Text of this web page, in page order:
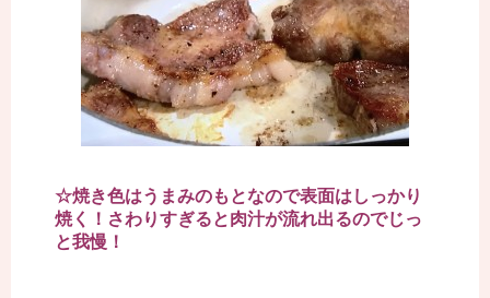
☆焼き色はうまみのもとなので表面はしっかり
焼く！さわりすぎると肉汁が流れ出るのでじっ
と我慢！